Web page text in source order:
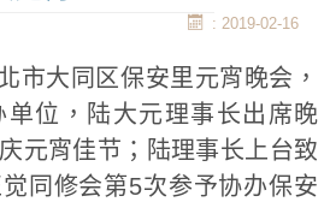
: 2019-02-16
市大同区保安里元宵晚会，
单位，陆大元理事长出席晚
元宵佳节；陆理事长上台致
同修会第5次参予协办保安